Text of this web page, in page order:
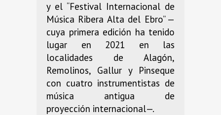
y el “Festival Internacional de
Música Ribera Alta del Ebro” —
cuya primera edición ha tenido
lugar en 2021 en las
localidades de Alagón,
Remolinos, Gallur y Pinseque
con cuatro instrumentistas de
música antigua de
proyección internacional—.